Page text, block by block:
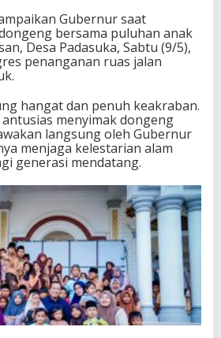
Gubernur saat
bersama puluhan anak
Desa Padasuka, Sabtu (9/5),
penanganan ruas jalan
hangat dan penuh keakraban.
menyimak dongeng
langsung oleh Gubernur
menjaga kelestarian alam
generasi mendatang.